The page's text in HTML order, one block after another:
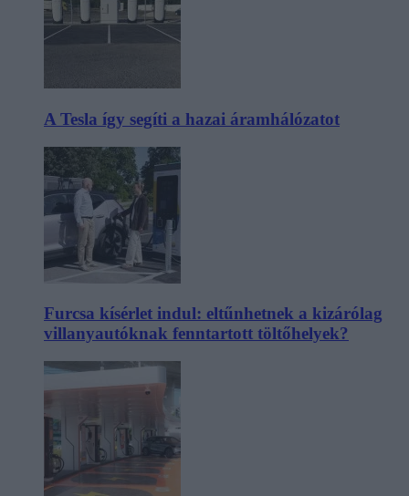
A Tesla így segíti a hazai áramhálózatot
Furcsa kísérlet indul: eltűnhetnek a kizárólag
villanyautóknak fenntartott töltőhelyek?